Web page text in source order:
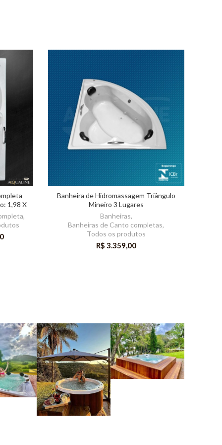
1,98 X
,
Banheira de Hidromassagem Triângulo
Mineiro 3 Lugares
Banheiras,
Banheiras de Canto completas,
Todos os produtos
R$ 3.359,00